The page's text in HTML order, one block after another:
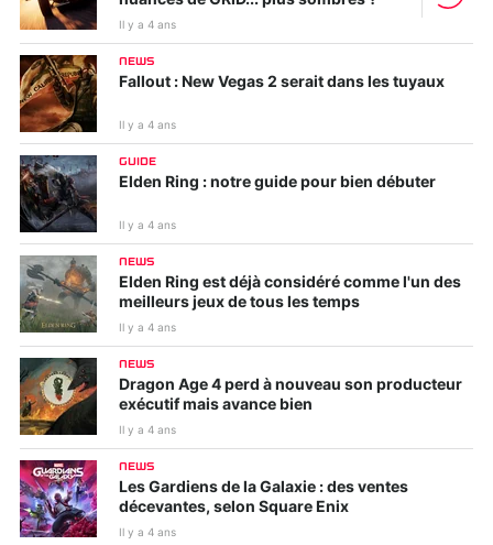
Il y a 4 ans
NEWS
Fallout : New Vegas 2 serait dans les tuyaux
Il y a 4 ans
GUIDE
Elden Ring : notre guide pour bien débuter
Il y a 4 ans
NEWS
Elden Ring est déjà considéré comme l'un des
meilleurs jeux de tous les temps
Il y a 4 ans
NEWS
Dragon Age 4 perd à nouveau son producteur
exécutif mais avance bien
Il y a 4 ans
NEWS
Les Gardiens de la Galaxie : des ventes
décevantes, selon Square Enix
Il y a 4 ans